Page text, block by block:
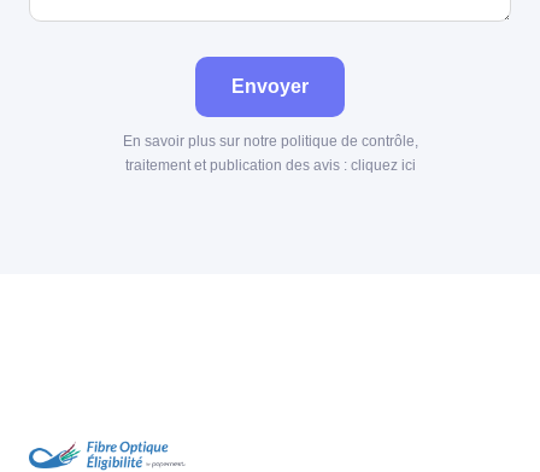
Envoyer
En savoir plus sur notre politique de contrôle,
traitement et publication des avis : cliquez ici